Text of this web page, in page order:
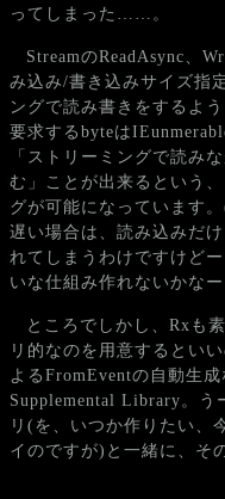
ってしまった……。
StreamのReadAsync、
み込み/書き込みサイズ指
ングで読み書きをするよ
要求するbyteは
「ストリーミングで読み
む」ことが出来るという
グが可能になっています
遅い場合は、読み込みだ
れてしまうわけですけど
いな仕組み作れないかな
ところでしかし、Rxも
リ的なのを用意するといい
よるFromEventの自動生
Supplemental Library。う
リ(を、いつか作りたい、
イのですが)と一緒に、そ